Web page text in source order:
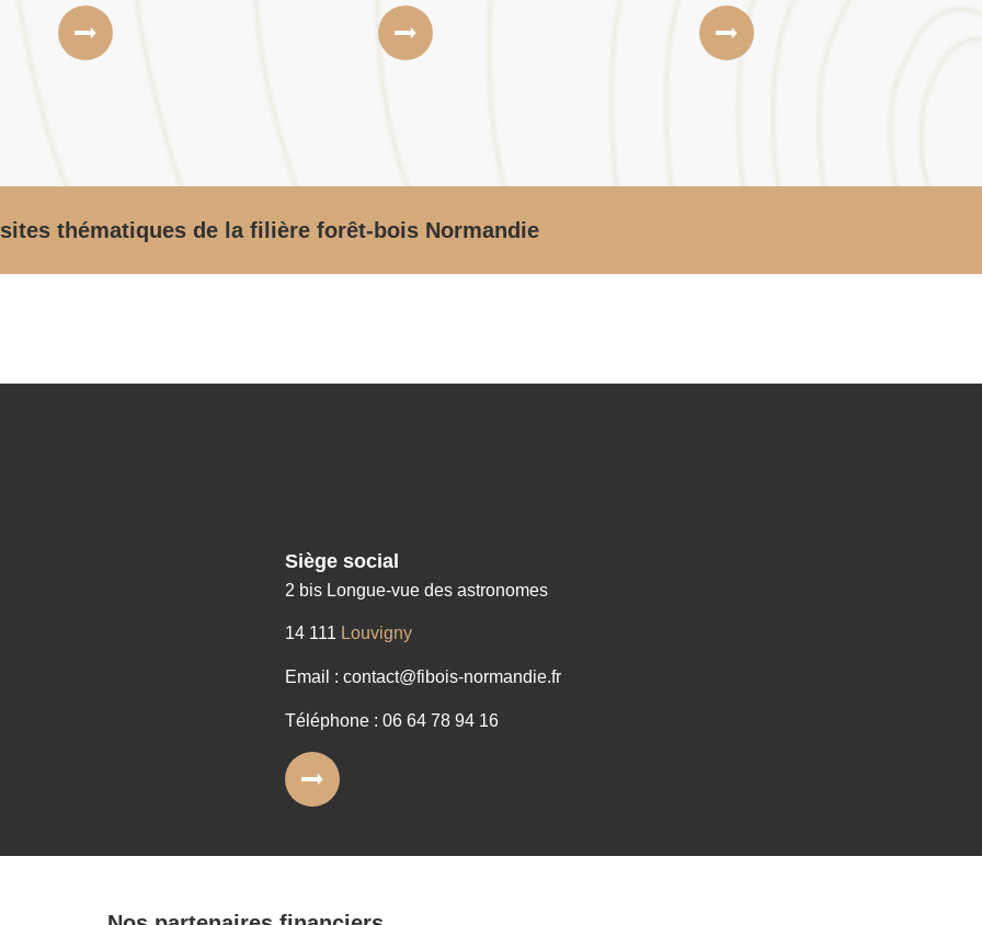
thématiques de la filière forêt-bois Normandie
Siège social
2 bis Longue-vue des astronomes
14 111 Louvigny
Email : contact@fibois-normandie.fr
Téléphone : 06 64 78 94 16